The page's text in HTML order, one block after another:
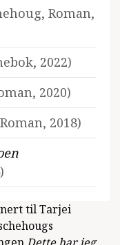
Roman,
2022)
2020)
2018)
til Tarjei